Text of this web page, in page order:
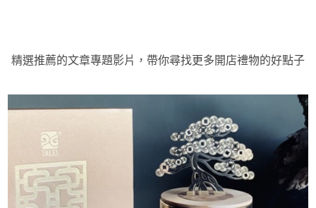
精選推薦的文章專題影片，帶你尋找更多開店禮物的好點子